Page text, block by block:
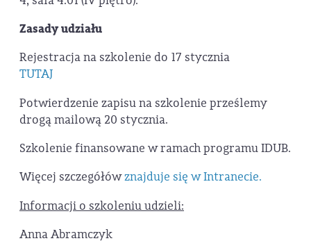
Zasady udziału
Rejestracja na szkolenie do 17 stycznia
TUTAJ
Potwierdzenie zapisu na szkolenie prześlemy
drogą mailową 20 stycznia.
Szkolenie finansowane w ramach programu IDUB.
Więcej szczegółówznajduje się w Intranecie.
Informacji o szkoleniu udzieli:
Anna Abramczyk